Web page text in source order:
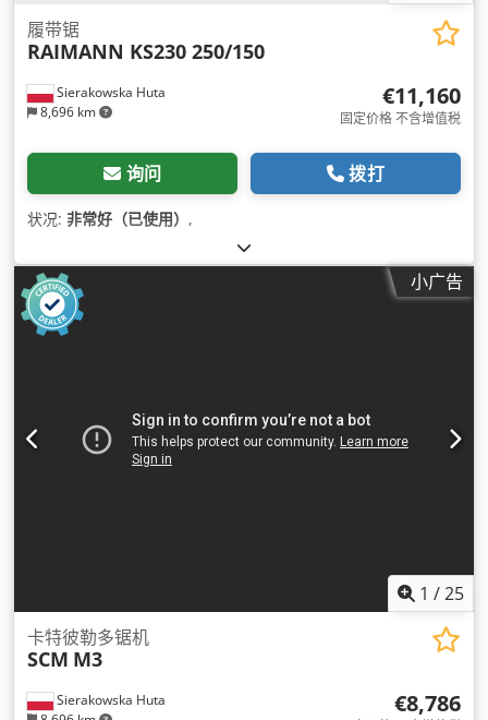
Sierakowska Huta
8,696 km
履带锯
RAIMANN KS230 250/150
€11,160
固定价格 不含增值税
询问 拨打
状况: 非常好（已使用） ,
小广告
1 /25
Sierakowska Huta
卡特彼勒多锯机
SCM M3
€8,786